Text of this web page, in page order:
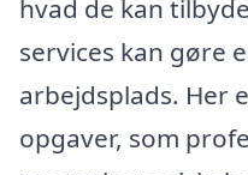
hvad de kan
services kan gøre
arbejdsplads. Her
opgaver, som